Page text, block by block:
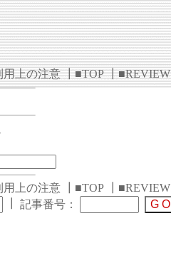
用上の注意┃■TOP┃■REVIEW
用上の注意 ■TOP ■REVIEW
記事番号：